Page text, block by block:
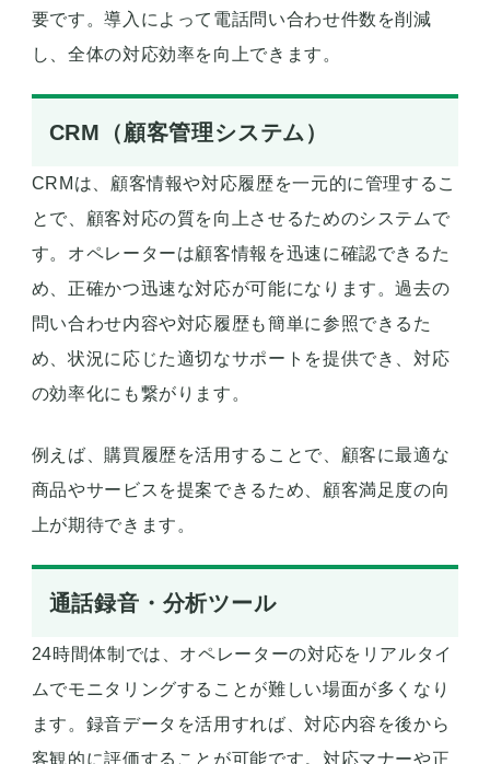
要です。導入によって電話問い合わせ件数を削減
し、全体の対応効率を向上できます。
CRM（顧客管理システム）
CRMは、顧客情報や対応履歴を一元的に管理するこ
とで、顧客対応の質を向上させるためのシステムで
す。オペレーターは顧客情報を迅速に確認できるた
め、正確かつ迅速な対応が可能になります。過去の
問い合わせ内容や対応履歴も簡単に参照できるた
め、状況に応じた適切なサポートを提供でき、対応
の効率化にも繋がります。
例えば、購買履歴を活用することで、顧客に最適な
商品やサービスを提案できるため、顧客満足度の向
上が期待できます。
通話録音・分析ツール
24時間体制では、オペレーターの対応をリアルタイ
ムでモニタリングすることが難しい場面が多くなり
ます。録音データを活用すれば、対応内容を後から
客観的に評価することが可能です。対応マナーや正